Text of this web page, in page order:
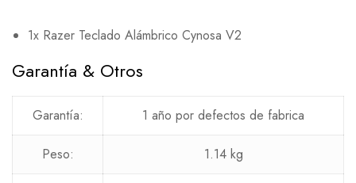
1x Razer Teclado Alámbrico Cynosa V2
Garantía & Otros
Garantía: 1 año por defectos de fabrica
Peso: 1.14 kg